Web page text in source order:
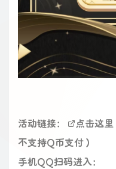
活动链接： 点击这里
不支持Q币支付）
手机QQ扫码进入：